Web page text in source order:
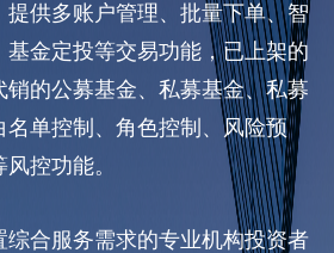
提供多账户管理、批量下单、智
金定投等交易功能，已上架的
的公募基金、私募基金、私募
名单控制、角色控制、风险预
控功能。
综合服务需求的专业机构投资者